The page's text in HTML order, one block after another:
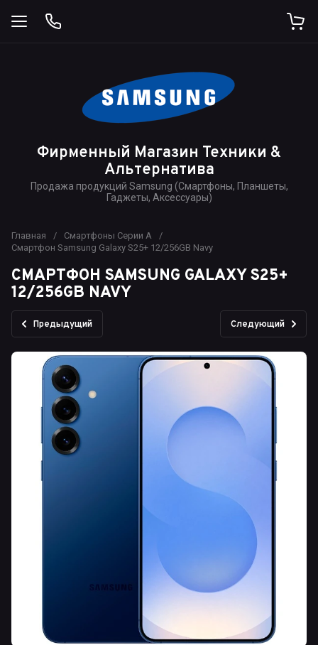
Фирменный Магазин Техники &
Альтернатива
Продажа продукций Samsung (Смартфоны, Планшеты,
Гаджеты, Аксессуары)
Главная / Смартфоны Серии A
/
Смартфон Samsung Galaxy S25+ 12/256GB Navy
СМАРТФОН SAMSUNG GALAXY S25+
12/256GB NAVY
Предыдущий Следующий